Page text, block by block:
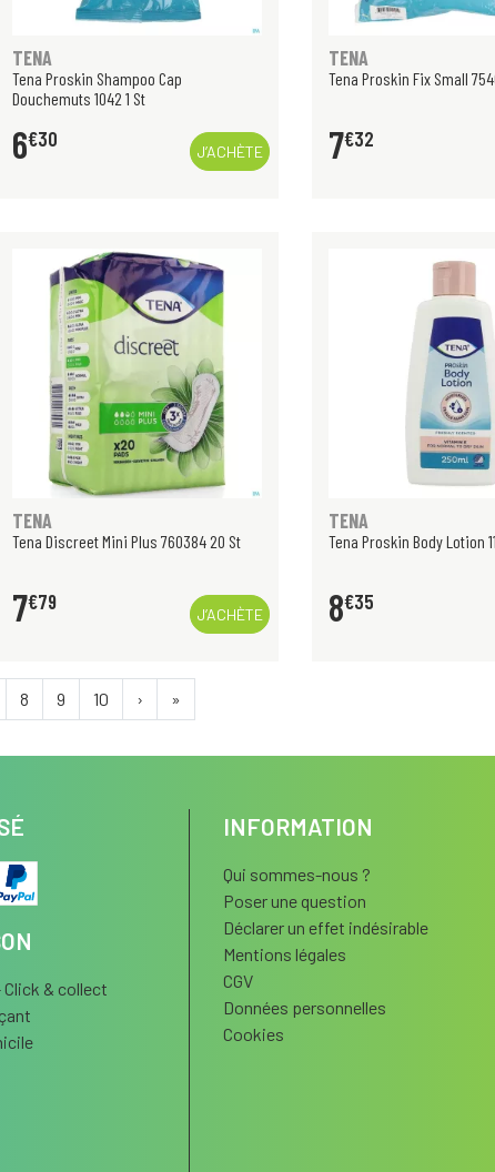
TENA
Tena Proskin Shampoo Cap
Douchemuts 1042 1 St
6€30
J’ACHÈTE
TENA
Tena Proskin Fix Small
7€32
TENA
Tena Discreet Mini Plus 760384 20 St
7€79
J’ACHÈTE
TENA
Tena Proskin Body Lotion
8€35
8 9 10 › »
& collect
INFORMATION
Qui sommes-nous ?
Poser une question
Déclarer un effet indésirable
Mentions légales
CGV
Données personnelles
Cookies